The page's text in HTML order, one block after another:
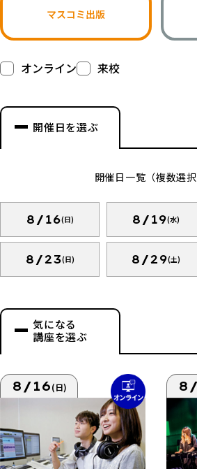
マスコミ出版
オンライン 来校
開催日を選ぶ
開催日一覧（複数選択
8/16(日) 8/19(水)
8/23(日) 8/29(土)
気になる
講座を選ぶ
8/16(日)